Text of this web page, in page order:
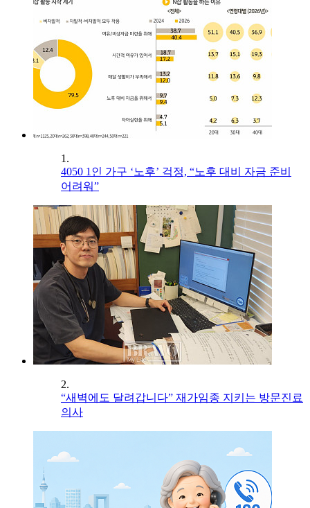
1.
4050 1인 가구 ‘노후’ 걱정, “노후 대비 자금 준비
어려워”
2.
“새벽에도 달려갑니다” 재가임종 지키는 방문진료
의사